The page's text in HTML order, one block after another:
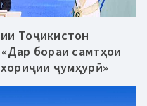
Тоҷикистон
бораи самтҳои
ҷумҳурӣ»